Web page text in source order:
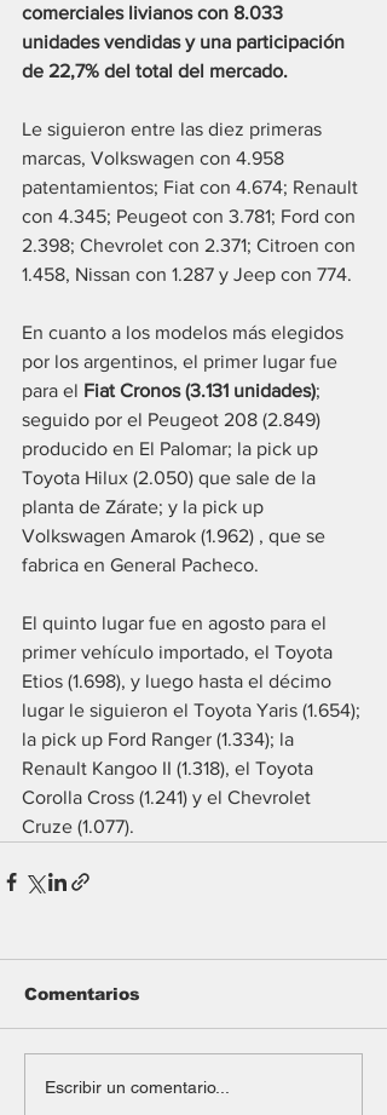
comerciales livianos con 8.033
unidades vendidas y una participación
de 22,7% del total del mercado.
Le siguieron entre las diez primeras
marcas, Volkswagen con 4.958
patentamientos; Fiat con 4.674; Renault
con 4.345; Peugeot con 3.781; Ford con
2.398; Chevrolet con 2.371; Citroen con
1.458, Nissan con 1.287 y Jeep con 774.
En cuanto a los modelos más elegidos
por los argentinos, el primer lugar fue
para el Fiat Cronos (3.131 unidades);
seguido por el Peugeot 208 (2.849)
producido en El Palomar; la pick up
Toyota Hilux (2.050) que sale de la
planta de Zárate; y la pick up
Volkswagen Amarok (1.962) , que se
fabrica en General Pacheco.
El quinto lugar fue en agosto para el
primer vehículo importado, el Toyota
Etios (1.698), y luego hasta el décimo
lugar le siguieron el Toyota Yaris (1.654);
la pick up Ford Ranger (1.334); la
Renault Kangoo II (1.318), el Toyota
Corolla Cross (1.241) y el Chevrolet
Cruze (1.077).
Comentarios
Escribir un comentario...